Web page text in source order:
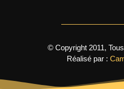
© Copyright 2011,
Réalisé par :